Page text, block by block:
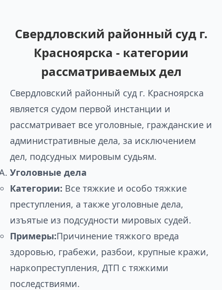
Свердловский районный суд г.
Красноярска - категории
рассматриваемых дел
Свердловский районный суд г. Красноярска
является судом первой инстанции и
рассматривает все уголовные, гражданские и
административные дела, за исключением
дел, подсудных мировым судьям.
Уголовные дела
Категории: Все тяжкие и особо тяжкие
преступления, а также уголовные дела,
изъятые из подсудности мировых судей.
Примеры:Причинение тяжкого вреда
здоровью, грабежи, разбои, крупные кражи,
наркопреступления, ДТП с тяжкими
последствиями.